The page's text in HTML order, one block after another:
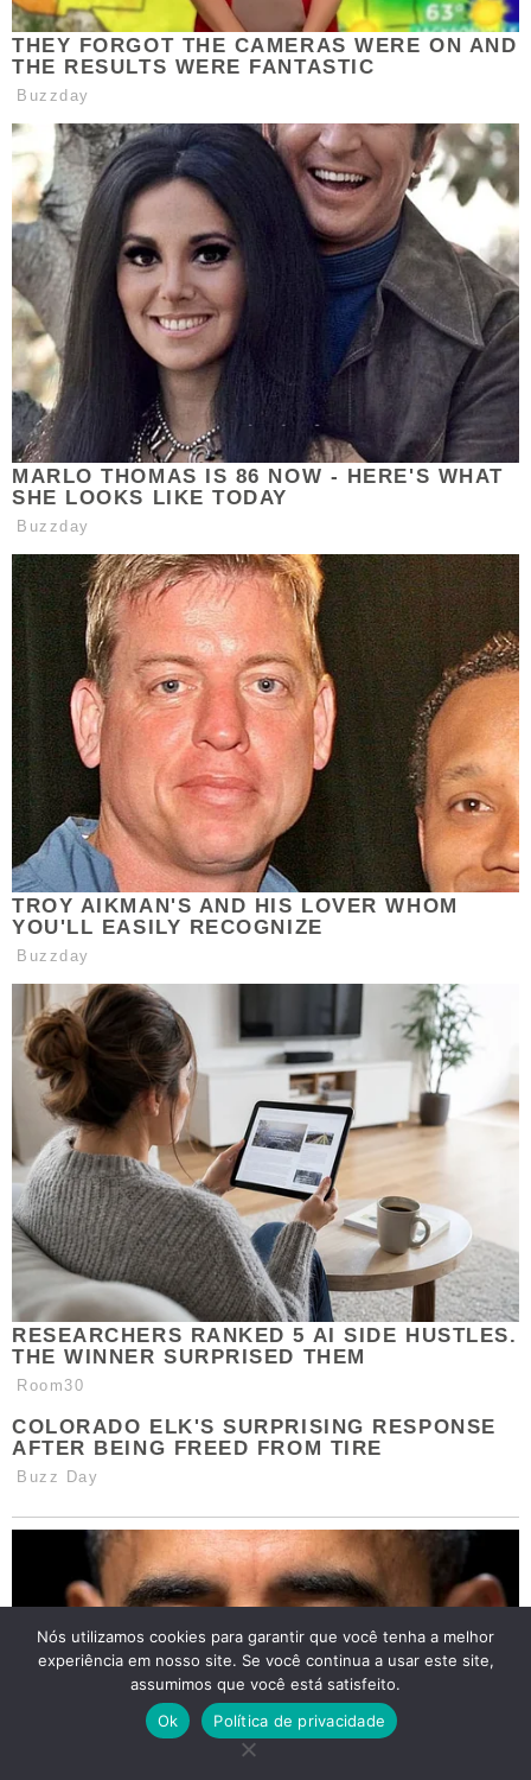
Nós utilizamos cookies para garantir que você tenha a melhor
experiência em nosso site. Se você continua a usar este site,
assumimos que você está satisfeito.
Ok
Política de privacidade